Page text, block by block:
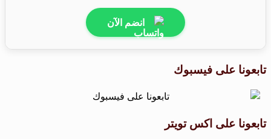
انضم الآن
تابعونا على فيسبوك
تابعونا على اكس تويتر